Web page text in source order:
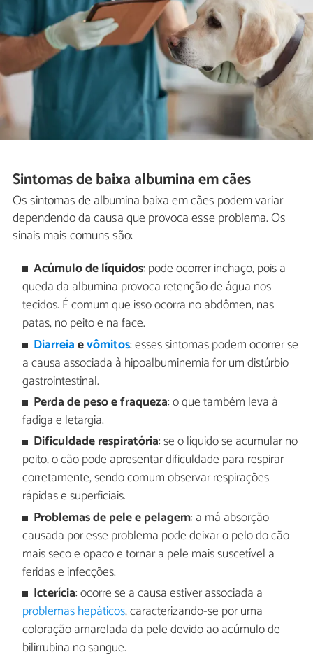
Sintomas de baixa albumina em cães
Os sintomas de albumina baixa em cães podem variar
dependendo da causa que provoca esse problema. Os
sinais mais comuns são:
Acúmulo de líquidos: pode ocorrer inchaço, pois a
queda da albumina provoca retenção de água nos
tecidos. É comum que isso ocorra no abdômen, nas
patas, no peito e na face.
Diarreiaevômitos: esses sintomas podem ocorrer se
a causa associada à hipoalbuminemia for um distúrbio
gastrointestinal.
Perda de peso e fraqueza: o que também leva à
fadiga e letargia.
Dificuldade respiratória: se o líquido se acumular no
peito, o cão pode apresentar dificuldade para respirar
corretamente, sendo comum observar respirações
rápidas e superficiais.
Problemas de pele e pelagem: a má absorção
causada por esse problema pode deixar o pelo do cão
mais seco e opaco e tornar a pele mais suscetível a
feridas e infecções.
Icterícia: ocorre se a causa estiver associada a
problemas hepáticos, caracterizando-se por uma
coloração amarelada da pele devido ao acúmulo de
bilirrubina no sangue.